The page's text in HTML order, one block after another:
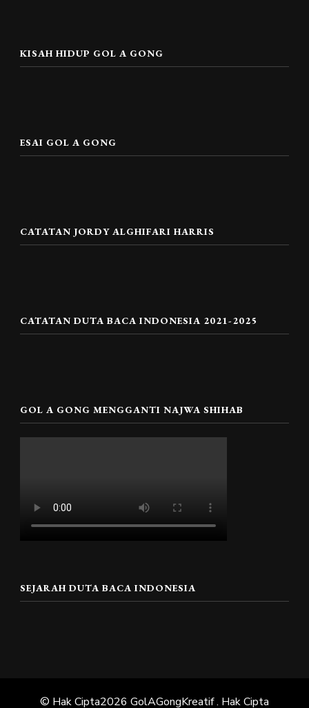
KISAH HIDUP GOL A GONG
ESAI GOL A GONG
CATATAN JORDY ALGHIFARI HARRIS
CATATAN DUTA BACA INDONESIA 2021-2025
GOL A GONG MENGGANTI NAJWA SHIHAB
SEJARAH DUTA BACA INDONESIA
© Hak Cipta2026 GolAGongKreatif. Hak Cipta